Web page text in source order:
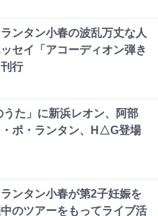
ンタン小春の波乱万丈な人
セイ「アコーディオン弾き
行
うた」に新浜レオン、阿部
ポ・ランタン、H△G登場
ンタン小春が第2子妊娠を
のツアーをもってライブ活